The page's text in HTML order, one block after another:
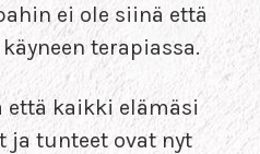
ei ole siinä että
terapiassa.
että kaikki elämäsi
ja tunteet ovat nyt